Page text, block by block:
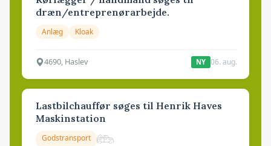
dræn/entreprenørarbejde.
Anlæg Kloak
4690, Haslev NY 06. aug.
Lastbilchauffør søges til Henrik Haves
Maskinstation
Godstransport